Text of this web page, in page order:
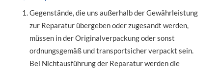
Gegenstände, die uns außerhalb der Gewährleistung
zur Reparatur übergeben oder zugesandt werden,
müssen in der Originalverpackung oder sonst
ordnungsgemäß und transportsicher verpackt sein.
Bei Nichtausführung der Reparatur werden die